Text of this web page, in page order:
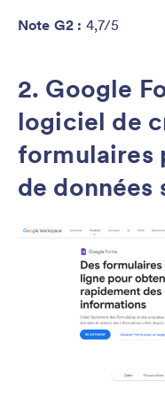
Note G2 : 4,7/5
2. Google
logiciel de
formulaires
de données